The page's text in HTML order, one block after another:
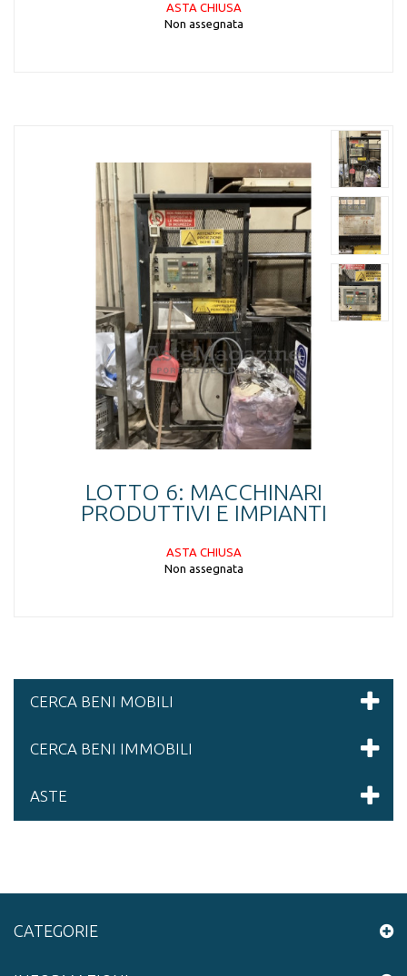
ASTA CHIUSA
Non assegnata
LOTTO 6: MACCHINARI
PRODUTTIVI E IMPIANTI
ASTA CHIUSA
Non assegnata
CERCA BENI MOBILI
CERCA BENI IMMOBILI
ASTE
CATEGORIE